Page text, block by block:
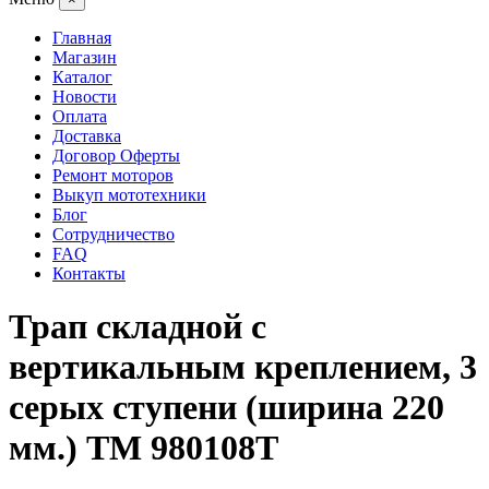
Главная
Магазин
Каталог
Новости
Оплата
Доставка
Договор Оферты
Ремонт моторов
Выкуп мототехники
Блог
Сотрудничество
FAQ
Контакты
Трап складной с
вертикальным креплением, 3
серых ступени (ширина 220
мм.) TM 980108T